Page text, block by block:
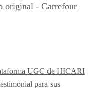
original - Carrefour
UGC de HICARI
para sus